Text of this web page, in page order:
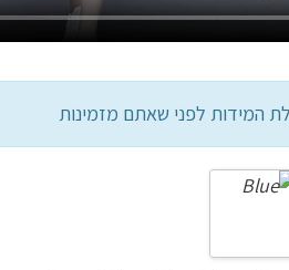
המידות לפני שאתם מזמינות